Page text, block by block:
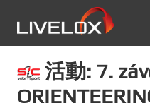
活動: 7.